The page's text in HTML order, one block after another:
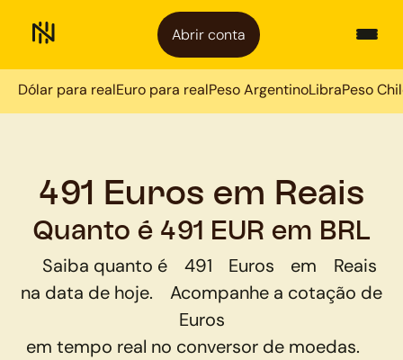
Abrir conta
Dólar para realEuro para realPeso ArgentinoLibraPeso
491 Euros em Reais
Quanto é 491 EUR em BRL
Saiba quanto é 491 Euros em
Reais
na data de hoje.
Acompanhe a cotação de
Euros
em tempo real no conversor de moedas.